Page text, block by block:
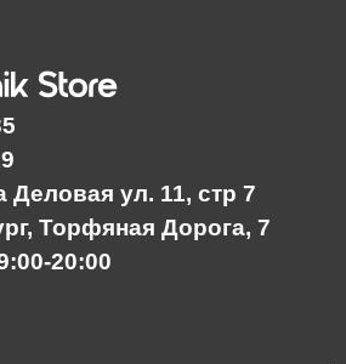
Деловая ул. 11, стр 7
Торфяная Дорога, 7
20:00